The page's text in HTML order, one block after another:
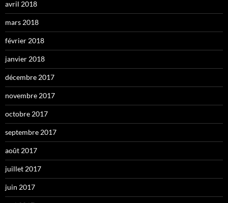
avril 2018
mars 2018
février 2018
janvier 2018
décembre 2017
novembre 2017
octobre 2017
septembre 2017
août 2017
juillet 2017
juin 2017